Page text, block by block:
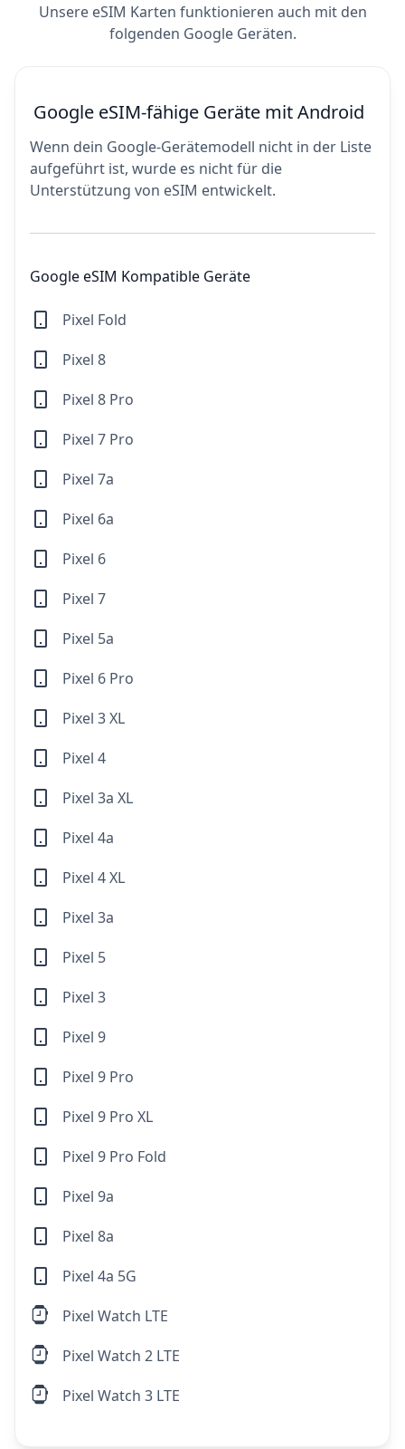
Unsere eSIM Karten funktionieren auch mit den
folgenden Google Geräten.
Google eSIM-fähige Geräte mit Android
Wenn dein Google-Gerätemodell nicht in der Liste
aufgeführt ist, wurde es nicht für die
Unterstützung von eSIM entwickelt.
Google eSIM Kompatible Geräte
Pixel Fold
Pixel 8
Pixel 8 Pro
Pixel 7 Pro
Pixel 7a
Pixel 6a
Pixel 6
Pixel 7
Pixel 5a
Pixel 6 Pro
Pixel 3 XL
Pixel 4
Pixel 3a XL
Pixel 4a
Pixel 4 XL
Pixel 3a
Pixel 5
Pixel 3
Pixel 9
Pixel 9 Pro
Pixel 9 Pro XL
Pixel 9 Pro Fold
Pixel 9a
Pixel 8a
Pixel 4a 5G
Pixel Watch LTE
Pixel Watch 2 LTE
Pixel Watch 3 LTE